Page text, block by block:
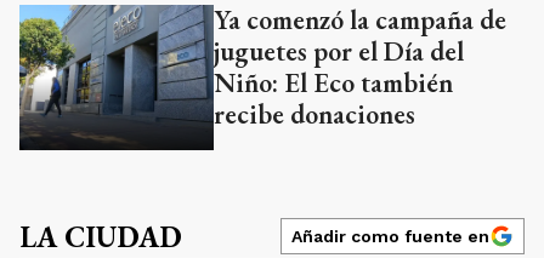
Ya comenzó la campaña de
juguetes por el Día del
Niño: El Eco también
recibe donaciones
LA CIUDAD Añadir como fuente en